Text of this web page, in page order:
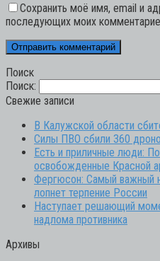
Сохранить моё имя, email и
последующих моих
Поиск
Поиск:
Свежие записи
В Калужской области
Силы ПВО сбили 360
Есть и приличные люди:
освобожденные Красной
Фергюсон: Самый важный
лопнет терпение России
Наступает решающий
надлома противника
Архивы